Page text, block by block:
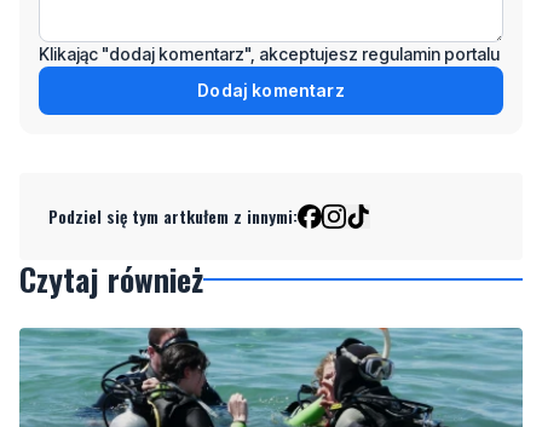
Klikając "dodaj komentarz", akceptujesz regulamin portalu
Dodaj komentarz
Podziel się tym artkułem z innymi:
Czytaj również